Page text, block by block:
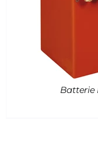
Batterie